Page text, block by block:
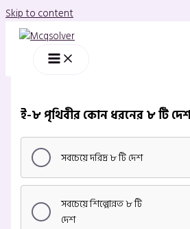
Skip to content
ই-৮ পৃথিবীর কোন ধরনের ৮ টি
সবচেয়ে দরিদ্র ৮ টি দেশ
সবচেয়ে শিল্পোন্নত ৮ টি
দেশ